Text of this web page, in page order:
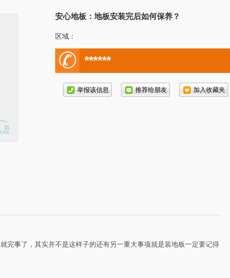
安心地板：地板安装完后如何保养？
区域：
电
话号
******
完事了，其实并不是这样子的还有另一重大事项就是装地板一定要记得